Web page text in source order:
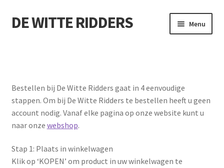
Ga
door
Ga
direct
DE WITTE RIDDERS Menu
Checkout
Contact
Disclaimer
Bestellen bij De Witte Ridders gaat in 4 eenvoudige
stappen. Om bij De Witte Ridders te bestellen heeft u geen
account nodig. Vanaf elke pagina op onze website kunt u
naar onze webshop.
Stap 1: Plaats in winkelwagen
Klik op ‘KOPEN’ om product in uw winkelwagen te